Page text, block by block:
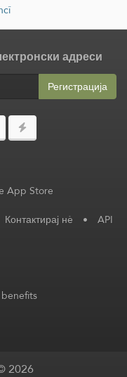
адреси
Регистрација
Контактирај нè • API
2026